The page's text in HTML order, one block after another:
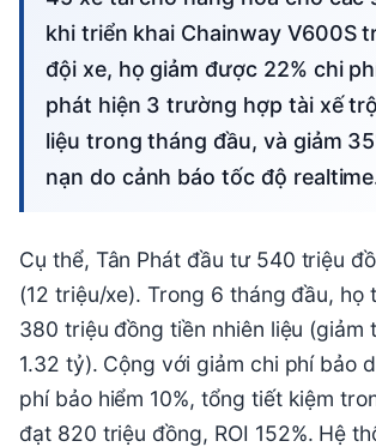
khi triển khai Chainway V600S
đội xe, họ giảm được 22% chi
phát hiện 3 trường hợp tài xế
liệu trong tháng đầu, và giảm
nạn do cảnh báo tốc độ
Cụ thể, Tân Phát đầu tư 540 triệu
(12 triệu/xe). Trong 6 tháng đầu, họ
380 triệu đồng tiền nhiên liệu (giảm
1.32 tỷ). Cộng với giảm chi phí bảo
phí bảo hiểm 10%, tổng tiết kiệm
đạt 820 triệu đồng, ROI 152%. Hệ